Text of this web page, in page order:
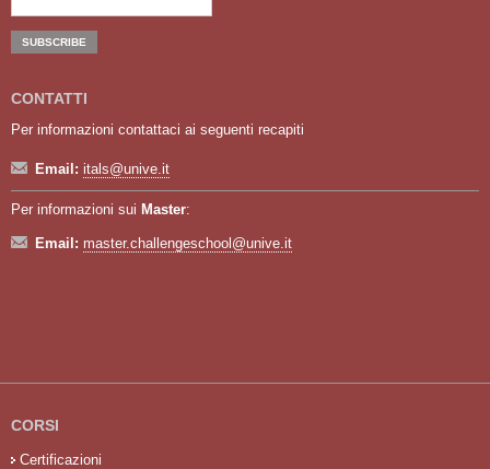
CONTATTI
Per informazioni contattaci ai seguenti recapiti
Email: itals@unive.it
Per informazioni sui Master:
Email: master.challengeschool@unive.it
CORSI
Certificazioni